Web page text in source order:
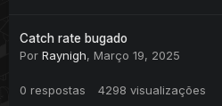
Catch rate bugado
Por Raynigh, Março 19, 2025
0 respostas 4298 visualizações